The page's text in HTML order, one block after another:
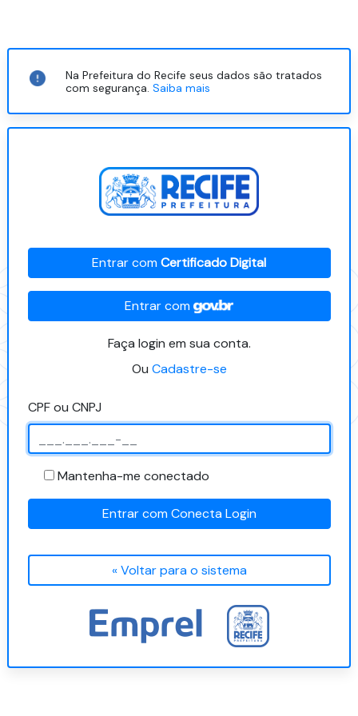
Na Prefeitura do Recife seus dados são tratados
com segurança.Saiba mais
Entrar comCertificado Digital
Entrar com
Faça login em sua conta.
Ou Cadastre-se
CPF ou CNPJ
Mantenha-me conectado
Entrar com Conecta Login
« Voltar para o sistema